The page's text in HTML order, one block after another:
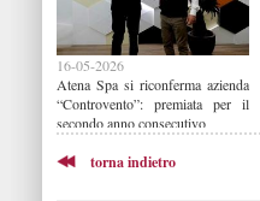
16-05-2026
Atena Spa si riconferma azienda
“Controvento”: premiata per il
secondo anno consecutivo
torna indietro